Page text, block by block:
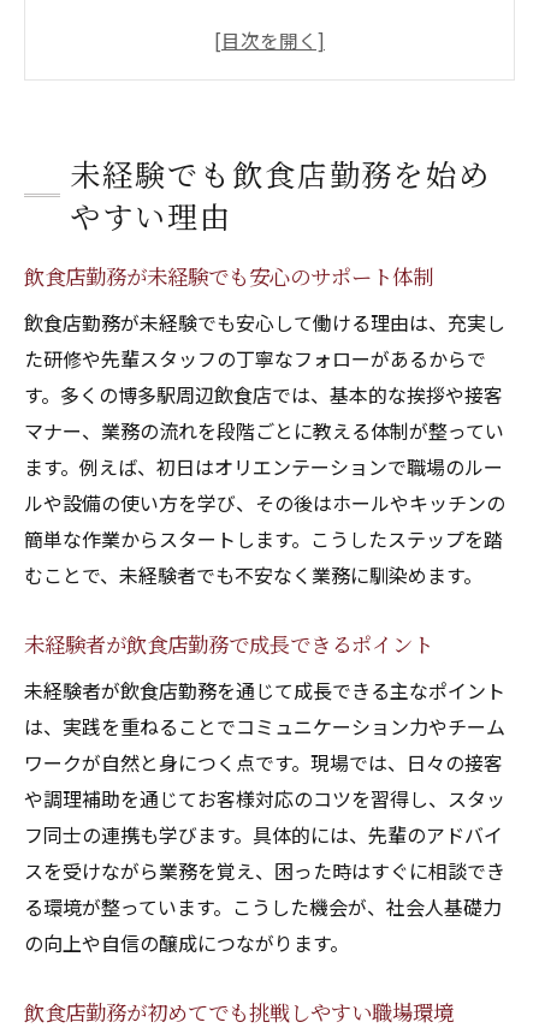
未経験者が飲食店勤務で成長できるポイン
飲食店勤務の未経験歓迎が多い理由を解説
未経験者が飲食店勤務で得られる経験とは
飲食店勤務初心者が気軽に始められる背景
自分らしい飲食店勤務を実現する働き方の
工夫
博多駅で飲食店勤務する魅力を紹介
飲食店勤務で自分に合った役割の見つけ方
博多駅飲食店で活かせる飲食店勤務スキル
飲食店勤務を通じて自分らしい接客を磨く
方法
夫
飲食店勤務なら初めてでも安心のポイント
飲食店勤務が初めてでも不安を解消できる
理由
未経験者向け飲食店勤務サポートの充実ポ
イント
飲食店勤務で安心してスタートできる体制
とは
飲食店勤務初心者が安心できる職場の特徴
未経験でも飲食店勤務を始め
やすい理由
飲食店勤務が未経験でも安心のサポート体制
飲食店勤務が未経験でも安心して働ける理由は、充実し
た研修や先輩スタッフの丁寧なフォローがあるからで
す。多くの博多駅周辺飲食店では、基本的な挨拶や接客
マナー、業務の流れを段階ごとに教える体制が整ってい
ます。例えば、初日はオリエンテーションで職場のルー
ルや設備の使い方を学び、その後はホールやキッチンの
簡単な作業からスタートします。こうしたステップを踏
むことで、未経験者でも不安なく業務に馴染めます。
未経験者が飲食店勤務で成長できるポイント
未経験者が飲食店勤務を通じて成長できる主なポイント
は、実践を重ねることでコミュニケーション力やチーム
ワークが自然と身につく点です。現場では、日々の接客
や調理補助を通じてお客様対応のコツを習得し、スタッ
フ同士の連携も学びます。具体的には、先輩のアドバイ
スを受けながら業務を覚え、困った時はすぐに相談でき
る環境が整っています。こうした機会が、社会人基礎力
の向上や自信の醸成につながります。
飲食店勤務が初めてでも挑戦しやすい職場環境